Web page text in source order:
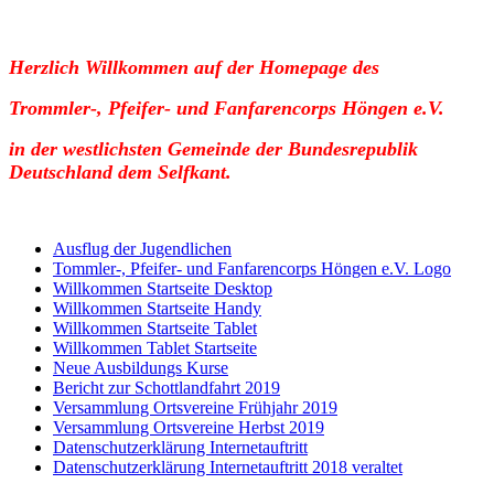
Herzlich Willkommen auf der Homepage des
Trommler-, Pfeifer- und Fanfarencorps Höngen e.V.
in der westlichsten Gemeinde der Bundesrepublik
Deutschland dem Selfkant.
Ausflug der Jugendlichen
Tommler-, Pfeifer- und Fanfarencorps Höngen e.V. Logo
Willkommen Startseite Desktop
Willkommen Startseite Handy
Willkommen Startseite Tablet
Willkommen Tablet Startseite
Neue Ausbildungs Kurse
Bericht zur Schottlandfahrt 2019
Versammlung Ortsvereine Frühjahr 2019
Versammlung Ortsvereine Herbst 2019
Datenschutzerklärung Internetauftritt
Datenschutzerklärung Internetauftritt 2018 veraltet